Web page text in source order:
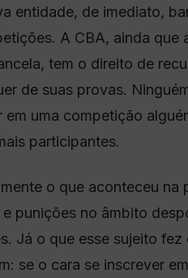
entidade, de imediato,
A CBA, ainda que
tem o direito de
de suas provas.
em uma competição
participantes.
o que aconteceu
punições no âmbito
Já o que esse sujeito fez
se o cara se inscrever